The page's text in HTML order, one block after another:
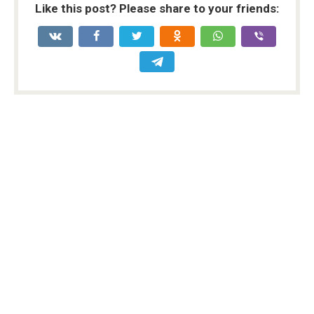
Like this post? Please share to your friends: